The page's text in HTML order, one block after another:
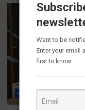
राज्य
Want to be
Enter your email
first to know.